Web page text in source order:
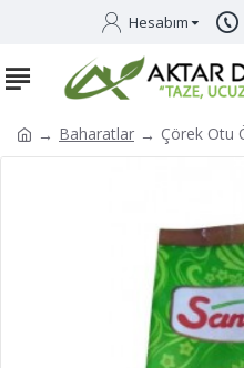
Hesabım
Baharatlar Çörek Otu